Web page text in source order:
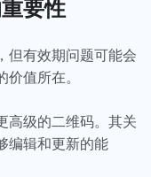
要性
但有效期问题可能会
值所在。
高级的二维码。其关
编辑和更新的能